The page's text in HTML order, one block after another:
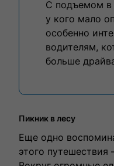
С подъемом в
у кого мало
особенно
водителям,
больше
Пикник в лесу
Еще одно
этого